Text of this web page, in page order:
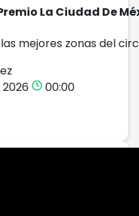
La Ciudad De
las mejores zonas del
00:00